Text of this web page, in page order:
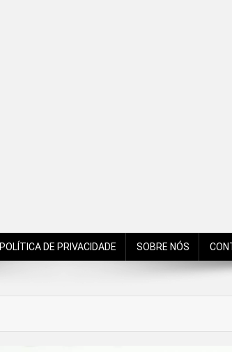
POLÍTICA DE PRIVACIDADE SOBRE NÓS